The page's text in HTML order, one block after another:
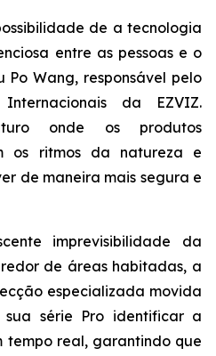
de a tecnologia
entre as pessoas e o
Wang, responsável pelo
da EZVIZ.
onde os produtos
os ritmos da natureza e
de maneira mais segura e
imprevisibilidade da
de áreas habitadas, a
especializada movida
série Pro identificar a
tempo real, garantindo que